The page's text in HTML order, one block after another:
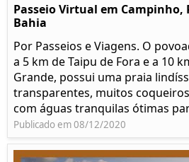
Passeio Virtual em Campinho,
Bahia
Por Passeios e Viagens. O
a 5 km de Taipu de Fora e a 10
Grande, possui uma praia
transparentes, muitos
com águas tranquilas ótimas
Publicado em 08/12/2020